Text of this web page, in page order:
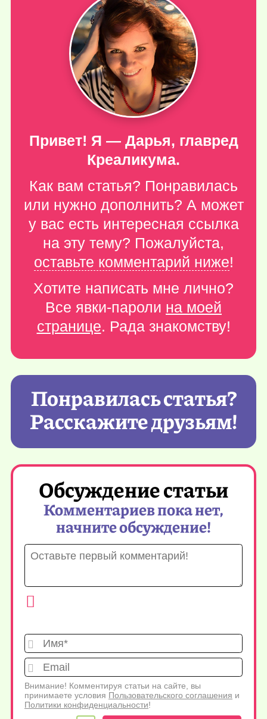
Привет! Я — Дарья, главред
Креаликума.
Как вам статья? Понравилась
или нужно дополнить? А может
у вас есть интересная ссылка
на эту тему? Пожалуйста,
оставьте комментарий ниже!
Хотите написать мне лично?
Все явки-пароли на моей
странице. Рада знакомству!
Понравилась статья?
Расскажите друзьям!
Обсуждение статьи
Комментариев пока нет,
начните обсуждение!
Имя*
Внимание! Комментируя статьи на сайте, вы
принимаете условия Пользовательского соглашения и
Политики конфиденциальности!